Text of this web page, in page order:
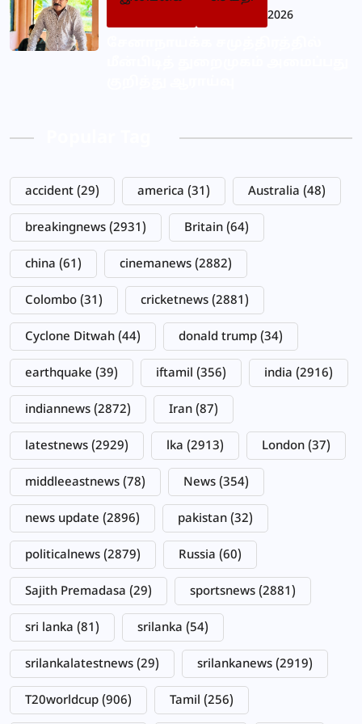
2026
accident (29) america (31) Australia (48)
breakingnews (2931) Britain (64)
china (61) cinemanews (2882)
Colombo (31) cricketnews (2881)
Cyclone Ditwah (44) donald trump (34)
earthquake (39) iftamil (356) india (2916)
indiannews (2872) Iran (87)
latestnews (2929) lka (2913) London (37)
middleeastnews (78) News (354)
news update (2896) pakistan (32)
politicalnews (2879) Russia (60)
Sajith Premadasa (29) sportsnews (2881)
sri lanka (81) srilanka (54)
srilankalatestnews (29) srilankanews (2919)
T20worldcup (906) Tamil (256)